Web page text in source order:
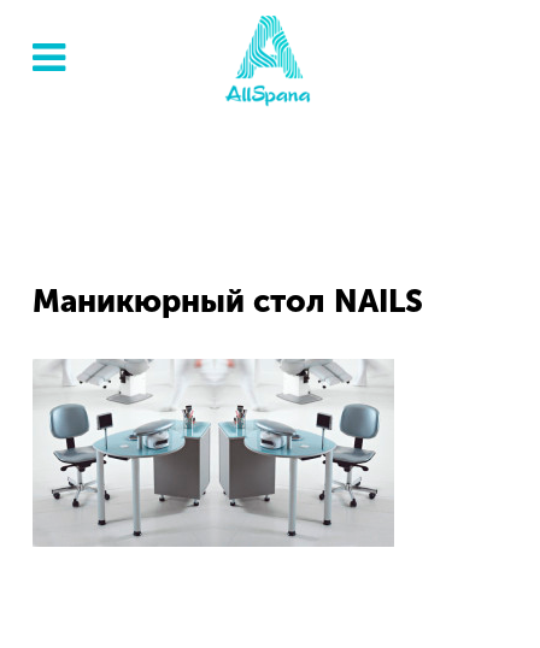
Маникюрный стол NAILS